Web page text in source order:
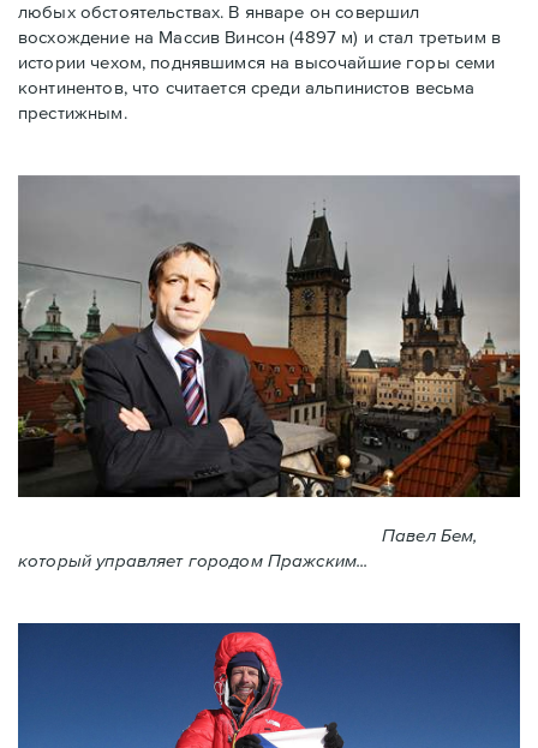
любых обстоятельствах. В январе он совершил
восхождение на Массив Винсон (4897 м) и стал третьим в
истории чехом, поднявшимся на высочайшие горы семи
континентов, что считается среди альпинистов весьма
престижным.
Павел Бем,
который управляет городом Пражским...